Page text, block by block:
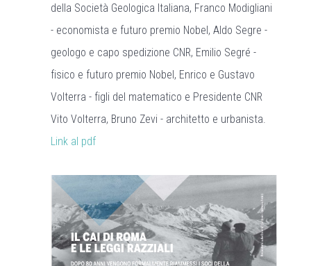
della Società Geologica Italiana, Franco Modigliani
- economista e futuro premio Nobel, Aldo Segre -
geologo e capo spedizione CNR, Emilio Segré -
fisico e futuro premio Nobel, Enrico e Gustavo
Volterra - figli del matematico e Presidente CNR
Vito Volterra, Bruno Zevi - architetto e urbanista.
Link al pdf